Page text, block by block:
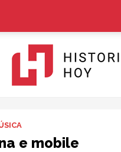
e mobile